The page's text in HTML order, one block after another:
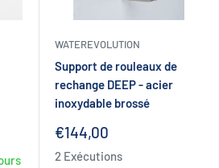
WATEREVOLUTION
Support de rouleaux de
rechange DEEP - acier
inoxydable brossé
Prix
€144,00
2 Exécutions